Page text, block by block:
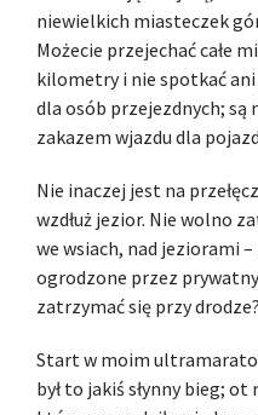
niewielkich miasteczek
Możecie przejechać całe
kilometry i nie spotkać
dla osób przejezdnych; są
zakazem wjazdu dla
Nie inaczej jest na
wzdłuż jezior. Nie wolno
we wsiach, nad jeziorami
ogrodzone przez
zatrzymać się przy drodze?
Start w moim
był to jakiś słynny bieg;